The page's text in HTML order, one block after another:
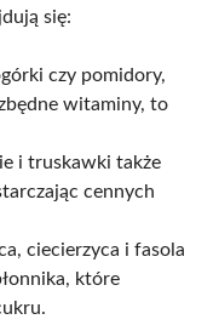
się:
czy pomidory,
witaminy, to
i truskawki także
cennych
ciecierzyca i fasola
które